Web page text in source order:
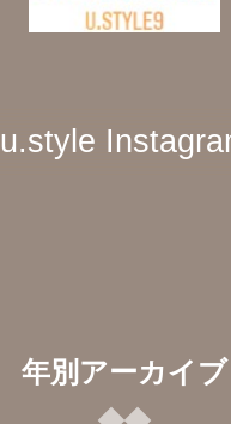
u.style
年別アーカイブ